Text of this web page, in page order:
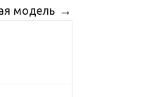
модель